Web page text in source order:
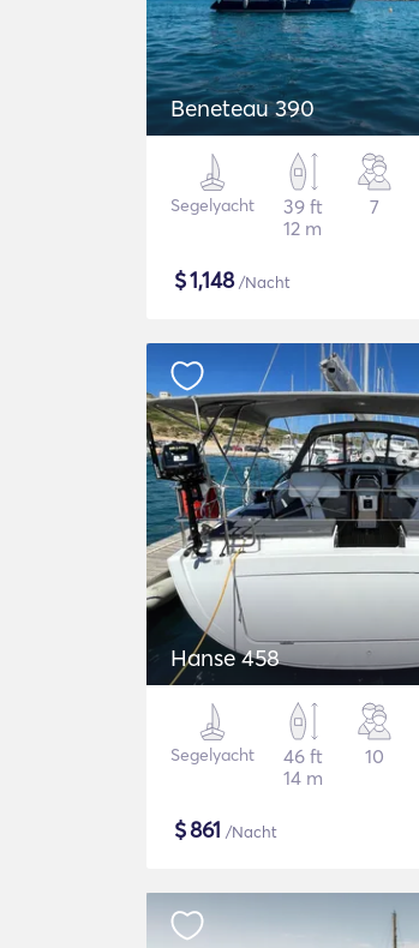
Beneteau 390
Segelyacht
39 ft
12 m
7
$1,148/Nacht
Hanse 458
Segelyacht
46 ft
14 m
10
$861 /Nacht